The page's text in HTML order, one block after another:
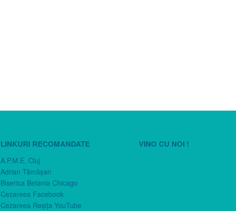
LINKURI RECOMANDATE
A.P.M.E. Cluj
Adrian Tămăşan
Biserica Betania Chicago
Cezareea Facebook
Cezareea Reşiţa YouTube
VINO CU NOI !